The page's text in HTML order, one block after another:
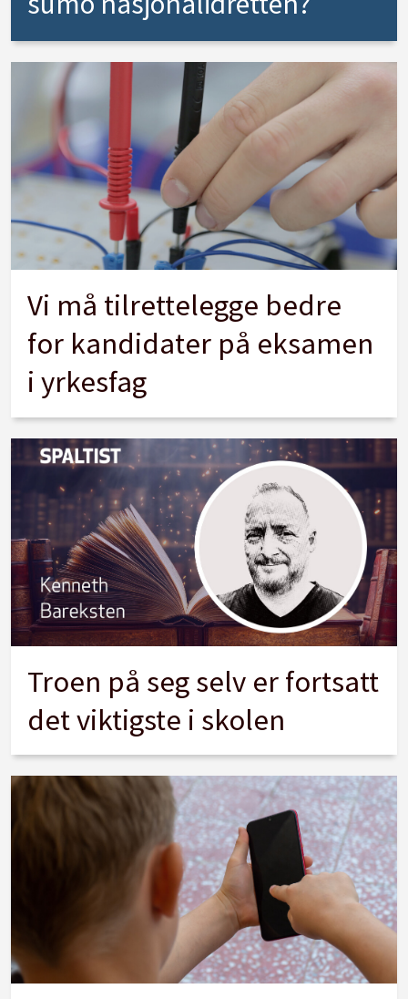
Vi må tilrettelegge bedre
for kandidater på eksamen
i yrkesfag
Troen på seg selv er fortsatt
det viktigste i skolen